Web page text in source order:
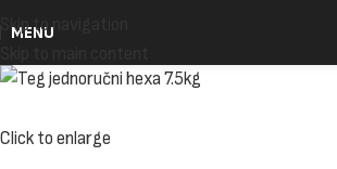
Skip to navigation
MENU
Click to enlarge